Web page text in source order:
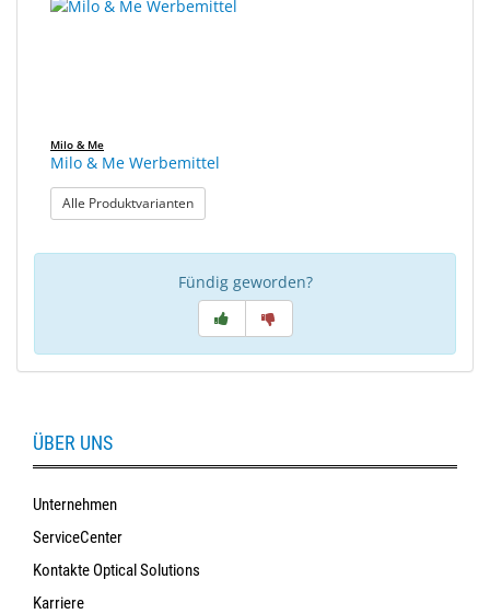
Milo & Me
Milo & Me Werbemittel
Alle Produktvarianten: Milo & Me Werbemittel
Fündig geworden?
ÜBER UNS
Unternehmen
ServiceCenter
Kontakte Optical Solutions
Karriere